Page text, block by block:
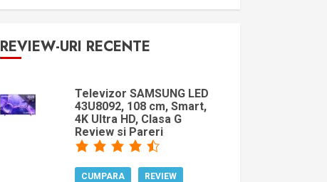
REVIEW-URI RECENTE
Televizor SAMSUNG LED
43U8092, 108 cm, Smart,
4K Ultra HD, Clasa G
Review si Pareri
CUMPARA REVIEW